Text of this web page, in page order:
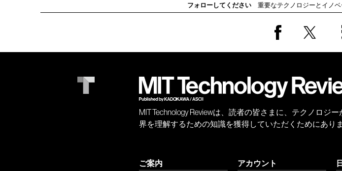
フォローしてください 重要なテクノロジーとイノ
MIT Technology Reviewは、読者の皆さまに、テクノロジ
界を理解するための知識を獲得していただくためにありま
ご案内 アカウント